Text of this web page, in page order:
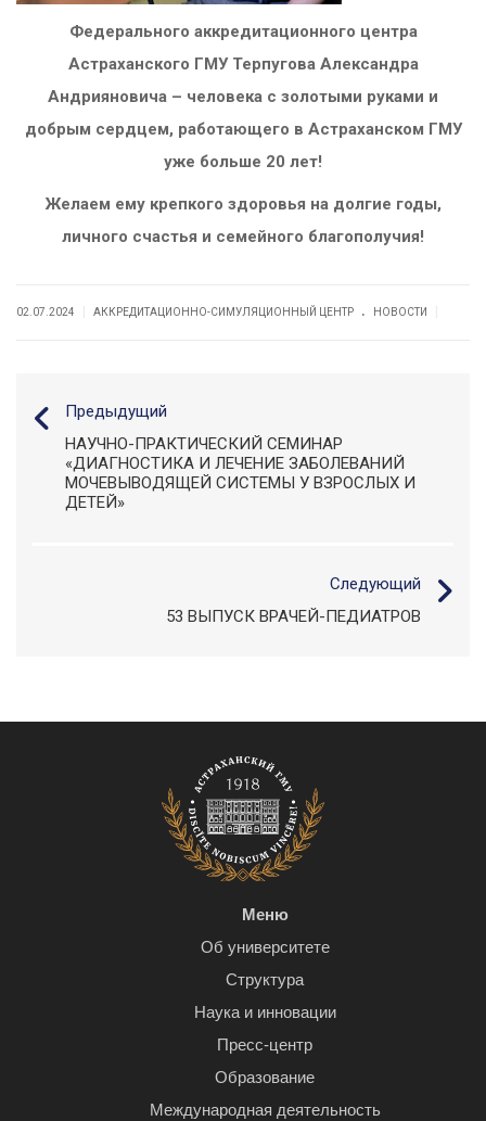
Федерального аккредитационного центра
Астраханского ГМУ Терпугова Александра
Андрияновича – человека с золотыми руками и
добрым сердцем, работающего в Астраханском ГМУ
уже больше 20 лет!
Желаем ему крепкого здоровья на долгие годы,
личного счастья и семейного благополучия!
02.07.2024 АККРЕДИТАЦИОННО-СИМУЛЯЦИОННЫЙ ЦЕНТР . НОВОСТИ
Предыдущий
НАУЧНО-ПРАКТИЧЕСКИЙ СЕМИНАР
«ДИАГНОСТИКА И ЛЕЧЕНИЕ ЗАБОЛЕВАНИЙ
МОЧЕВЫВОДЯЩЕЙ СИСТЕМЫ У ВЗРОСЛЫХ И
ДЕТЕЙ»
Следующий
53 ВЫПУСК ВРАЧЕЙ-ПЕДИАТРОВ
Меню
Об университете
Структура
Наука и инновации
Пресс-центр
Образование
Международная деятельность